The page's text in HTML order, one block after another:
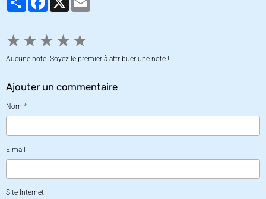
★ ★ ★ ★ ★
Aucune note. Soyez le premier à attribuer une note !
Ajouter un commentaire
Nom
E-mail
Site Internet